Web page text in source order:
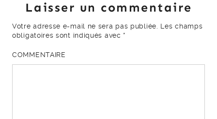
Laisser un commentaire
Votre adresse e-mail ne sera pas publiée. Les champs
obligatoires sont indiqués avec *
COMMENTAIRE